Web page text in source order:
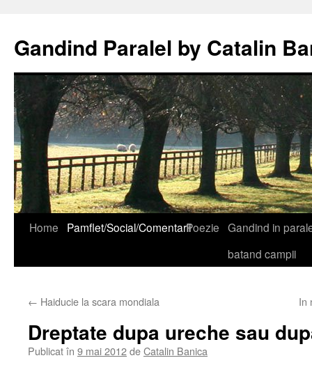
Gandind Paralel by Catalin
Sari
Home Pamflet/Social/ComentariiPoezie Gandind in
batand campii
← Haiducie la scara mondiala In
Dreptate dupa ureche sau
Publicat în 9 mai 2012deCatalin Banica